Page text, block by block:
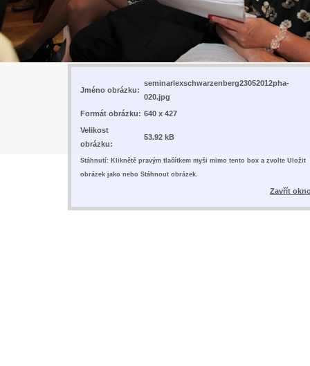
Jméno obrázku:
seminarlexschwarzenberg23052012pha-
020.jpg
Formát obrázku: 640 x 427
Velikost
obrázku:
53.92 kB
Stáhnutí: Kliknětě pravým tlačítkem myši mimo tento box a zvolte Uložit
obrázek jako nebo Stáhnout obrázek.
Zavřít